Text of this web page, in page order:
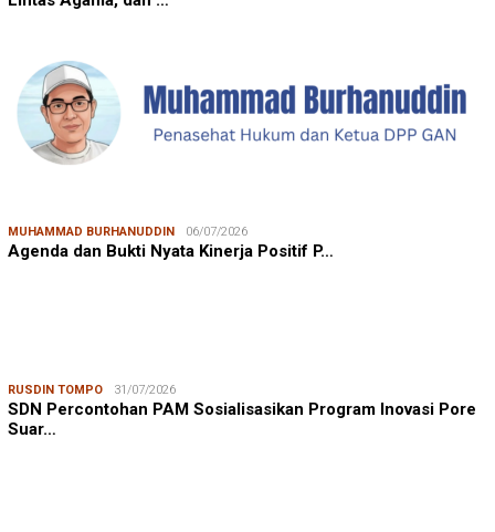
MUHAMMAD BURHANUDDIN 06/07/2026
Agenda dan Bukti Nyata Kinerja Positif P…
RUSDIN TOMPO 31/07/2026
SDN Percontohan PAM Sosialisasikan Program Inovasi Pore
Suar…